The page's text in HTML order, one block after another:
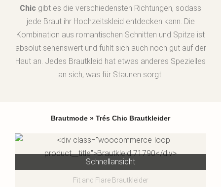
Chic gibt es die verschiedensten Richtungen, sodass
jede Braut ihr Hochzeitskleid entdecken kann. Die
Kombination aus romantischen Schnitten und Spitze ist
absolut sehenswert und fühlt sich auch noch gut auf der
Haut an. Jedes Brautkleid hat etwas anderes Spezielles
an sich, was für Staunen sorgt.
Brautmode » Trés Chic Brautkleider
Schnellansicht
Fit and Flare Brautkleider